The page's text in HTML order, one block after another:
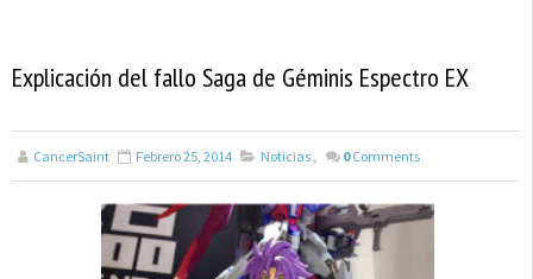
Explicación del fallo Saga de Géminis Espectro EX
CancerSaint Febrero 25, 2014 Noticias , 0 Comments